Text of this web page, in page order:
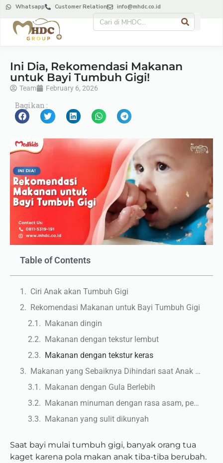
Whatsapp Customer Relation info@mhdc.co.id
Ini Dia, Rekomendasi Makanan
untuk Bayi Tumbuh Gigi!
Team February 6, 2026
Bagikan :
Table of Contents
Ciri Anak akan Tumbuh Gigi
Rekomendasi Makanan untuk Bayi Tumbuh Gigi
Makanan dingin
Makanan dengan tekstur lembut
Makanan dengan tekstur keras
Makanan yang Sebaiknya Dihindari saat Anak Tumbuh Gigi
Makanan dengan Gula Berlebih
Makanan minuman dengan rasa asam, pedas, asin
Makanan yang sulit dikunyah
Saat bayi mulai tumbuh gigi, banyak orang tua
kaget karena pola makan anak tiba-tiba berubah.